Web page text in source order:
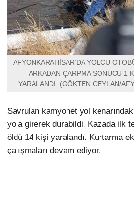
AFYONKARAHİSAR’DA YOLCU
ARKADAN ÇARPMA SONUCU 1
YARALANDI. (GÖKTEN CEYLAN/
Savrulan kamyonet yol
yola girerek durabildi. Kazada ilk
öldü 14 kişi yaralandı. Kurtarma
çalışmaları devam ediyor.